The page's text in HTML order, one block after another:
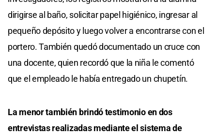
dirigirse al baño, solicitar papel higiénico, ingresar al
pequeño depósito y luego volver a encontrarse con el
portero. También quedó documentado un cruce con
una docente, quien recordó que la niña le comentó
que el empleado le había entregado un chupetín.
La menor también brindó testimonio en dos
entrevistas realizadas mediante el sistema de